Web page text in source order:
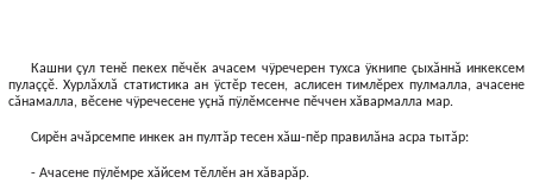
Кашни çул тенĕ пекех пĕчĕк ачасем чÿречерен тухса ÿкнипе çыхăннă инкексем
пулаççĕ. Хурлăхлă статистика ан ÿстĕр тесен, аслисен тимлĕрех пулмалла, ачасене
сăнамалла, вĕсене чÿречесене уçнă пÿлĕмсенче пĕччен хăвармалла мар.
Сирĕн ачăрсемпе инкек ан пултăр тесен хăш-пĕр правилăна асра тытăр:
- Ачасене пÿлĕмре хăйсем тĕллĕн ан хăварăр.